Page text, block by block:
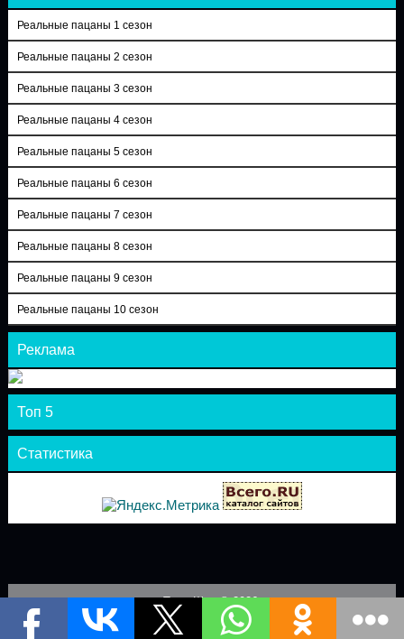
Реальные пацаны 1 сезон
Реальные пацаны 2 сезон
Реальные пацаны 3 сезон
Реальные пацаны 4 сезон
Реальные пацаны 5 сезон
Реальные пацаны 6 сезон
Реальные пацаны 7 сезон
Реальные пацаны 8 сезон
Реальные пацаны 9 сезон
Реальные пацаны 10 сезон
Реклама
Топ 5
Статистика
Теле-Шоу © 2026